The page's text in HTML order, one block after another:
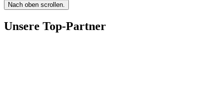
Nach oben scrollen.
Unsere Top-Partner